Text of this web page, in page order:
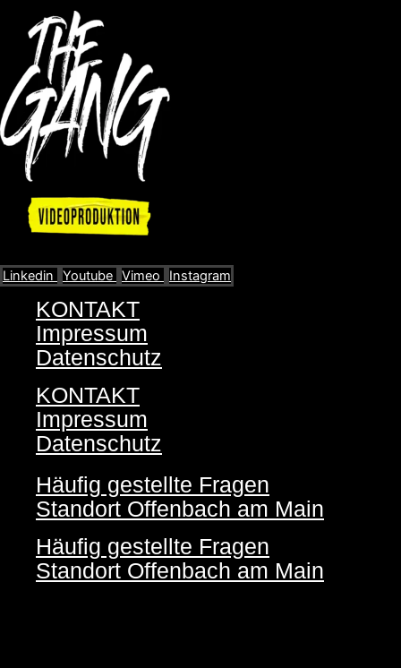
Linkedin Youtube Vimeo Instagram
KONTAKT
Impressum
Datenschutz
KONTAKT
Impressum
Datenschutz
Häufig gestellte Fragen
Standort Offenbach am Main
Häufig gestellte Fragen
Standort Offenbach am Main